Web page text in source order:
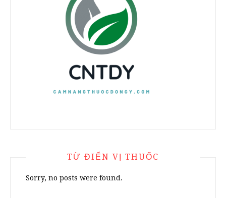
TỪ ĐIỂN VỊ THUỐC
Sorry, no posts were found.